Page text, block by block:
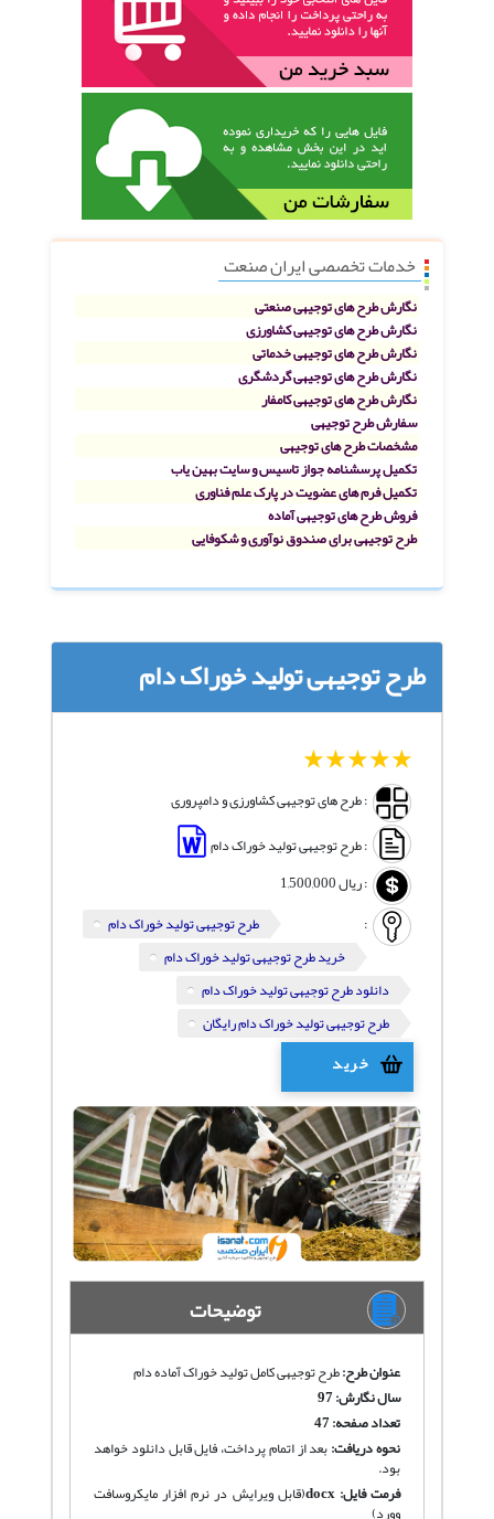
خدمات تخصصی ایران صنعت
نگارش طرح های توجیهی صنعتی
نگارش طرح های توجیهی کشاورزی
نگارش طرح های توجیهی خدماتی
نگارش طرح های توجیهی گردشگری
نگارش طرح های توجیهی کامفار
سفارش طرح توجیهی
مشخصات طرح های توجیهی
تکمیل پرسشنامه جواز تاسیس و سایت بهین یاب
تکمیل فرم های عضویت در پارک علم فناوری
فروش طرح های توجیهی آماده
طرح توجیهی برای صندوق نوآوری و شکوفایی
طرح توجیهی تولید خوراک دام
5
4
3
2
: طرح های توجیهی کشاورزی و دامپروری
: طرح توجیهی تولید خوراک دام
:ریال1,500,000
:
طرح توجیهی تولید خوراک دام
خرید طرح توجیهی تولید خوراک دام
دانلود طرح توجیهی تولید خوراک دام
طرح توجیهی تولید خوراک دام رایگان
خرید
توضیحات
عنوان طرح:طرح توجیهی کامل تولید خوراک آماده دام
سال نگارش: 97
تعداد صفحه: 47
نحوه دریافت:بعد از اتمام پرداخت، فایل قابل دانلود خواهد
بود.
فرمت فایل:docx(قابل ویرایش در نرم افزار مایکروسافت
وورد)